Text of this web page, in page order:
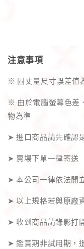
注意事項
※ 固丈量尺寸誤差
※ 由於電腦螢幕色差
物為準
➤ 進口商品請先確認
➤ 賣場下單一律寄送
➤ 本公司一律依法開
➤ 以上規格若與原廠
➤ 收到商品請錄影打
➤ 鑑賞期非試用期，